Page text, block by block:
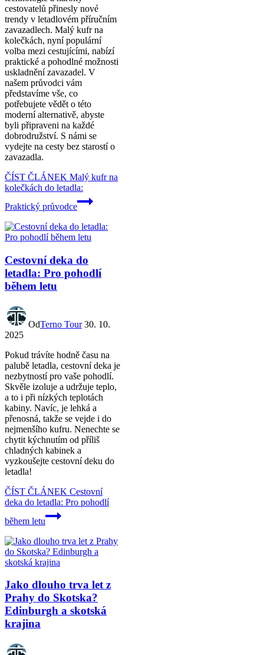
cestovatelů přinesly nové
trendy v letadlovém příručním
zavazadlech. Malý kufr na
kolečkách, nyní populární
volba mezi cestujícími, nabízí
praktické a pohodlné možnosti
uskladnění zavazadel. V
našem průvodci vám
představíme vše, co
potřebujete vědět o této
moderní alternativě, abyste
byli připraveni na každé
dobrodružství. S námi se
vydejte na cesty bez starostí o
zavazadla.
ČÍST ČLÁNEK Malý kufr na
kolečkách do letadla:
Praktický průvodce
Cestovní deka do
letadla: Pro pohodlí
během letu
OdTerno Tour 30. 10.
2025
Pokud trávíte hodně času na
palubě letadla, cestovní deka je
nezbytností pro vaše pohodlí.
Skvěle izoluje a udržuje teplo,
a to i při nízkých teplotách
kabiny. Navíc, je lehká a
přenosná, takže se vejde i do
nejmenšího kufru. Nenechte se
chytit kýchnutím od příliš
chladných kabinek a
vyzkoušejte cestovní deku do
letadla!
ČÍST ČLÁNEK Cestovní
deka do letadla: Pro pohodlí
během letu
Jako dlouho trva let z
Prahy do Skotska?
Edinburgh a skotská
krajina